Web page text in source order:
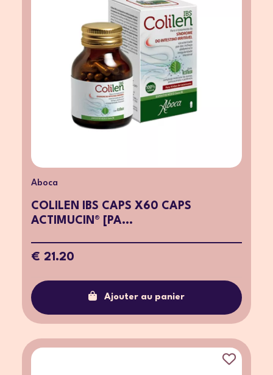
Aboca
COLILEN IBS CAPS X60 CAPS
ACTIMUCIN® [PA...
€ 21.20
Ajouter au panier